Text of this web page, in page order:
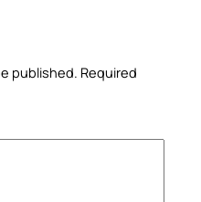
published. Required